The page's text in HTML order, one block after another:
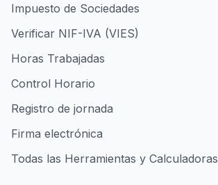
Impuesto de Sociedades
Verificar NIF-IVA (VIES)
Horas Trabajadas
Control Horario
Registro de jornada
Firma electrónica
Todas las Herramientas y Calculadoras